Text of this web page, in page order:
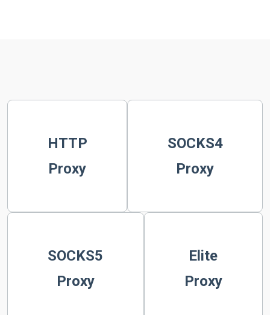
HTTP
Proxy
SOCKS4
Proxy
SOCKS5
Proxy
Elite
Proxy